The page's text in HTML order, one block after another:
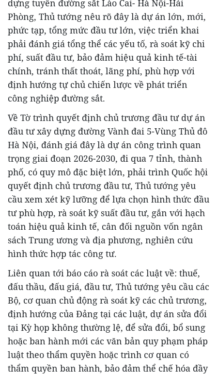
dựng tuyến đường sắt Lào Cai- Hà Nội-Hải
Phòng, Thủ tướng nêu rõ đây là dự án lớn, mới,
phức tạp, tổng mức đầu tư lớn, việc triển khai
phải đánh giá tổng thể các yếu tố, rà soát kỹ chi
phí, suất đầu tư, bảo đảm hiệu quả kinh tế-tài
chính, tránh thất thoát, lãng phí, phù hợp với
định hướng tự chủ chiến lược về phát triển
công nghiệp đường sắt.
Về Tờ trình quyết định chủ trương đầu tư dự án
đầu tư xây dựng đường Vành đai 5-Vùng Thủ đô
Hà Nội, đánh giá đây là dự án công trình quan
trọng giai đoạn 2026-2030, đi qua 7 tỉnh, thành
phố, có quy mô đặc biệt lớn, phải trình Quốc hội
quyết định chủ trương đầu tư, Thủ tướng yêu
cầu xem xét kỹ lưỡng để lựa chọn hình thức đầu
tư phù hợp, rà soát kỹ suất đầu tư, gắn với hạch
toán hiệu quả kinh tế, cân đối nguồn vốn ngân
sách Trung ương và địa phương, nghiên cứu
hình thức hợp tác công tư.
Liên quan tới báo cáo rà soát các luật về: thuế,
đấu thầu, đấu giá, đầu tư, Thủ tướng yêu cầu các
Bộ, cơ quan chủ động rà soát kỹ các chủ trương,
định hướng của Đảng tại các luật, dự án sửa đổi
tại Kỳ họp không thường lệ, để sửa đổi, bổ sung
hoặc ban hành mới các văn bản quy phạm pháp
luật theo thẩm quyền hoặc trình cơ quan có
thẩm quyền ban hành, bảo đảm thể chế hóa đầy